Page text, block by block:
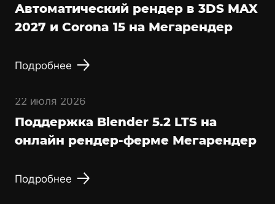
Автоматический рендер в 3DS MAX
2027 и Corona 15 на Мегарендер
Подробнее
22 июля 2026
Поддержка Blender 5.2 LTS на
онлайн рендер-ферме Мегарендер
Подробнее